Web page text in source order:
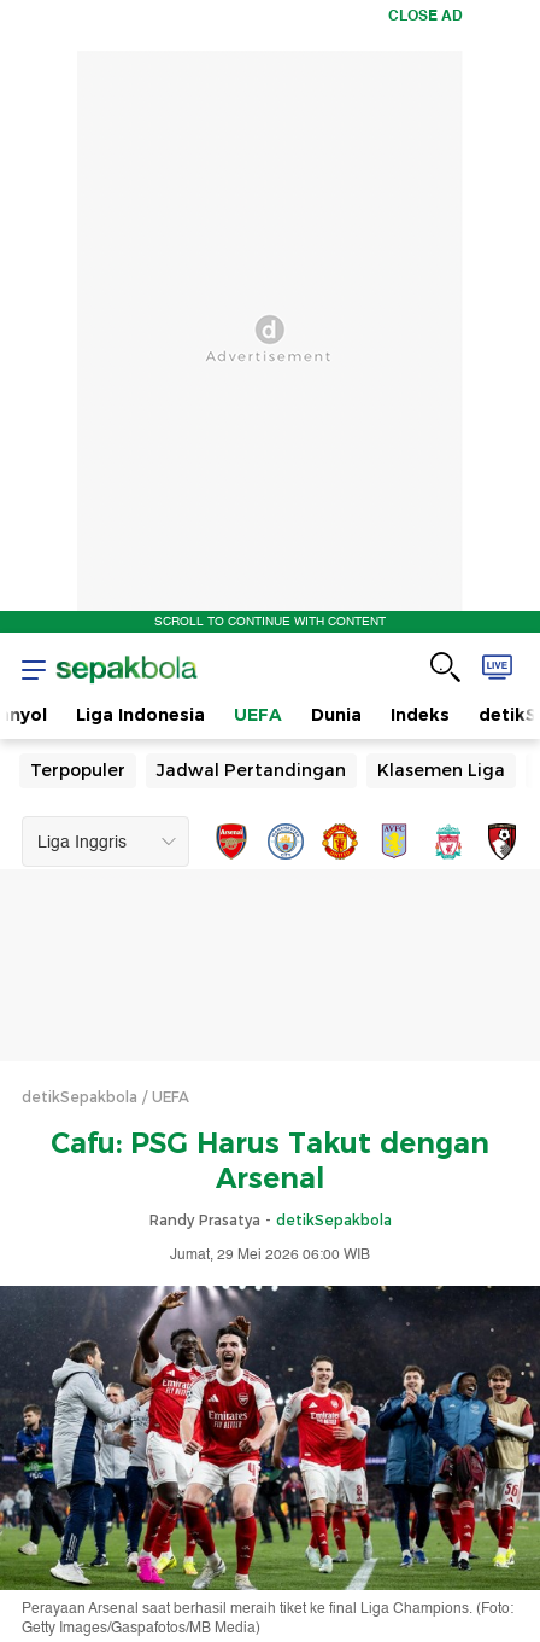
CLOSE AD
SCROLL TO CONTINUE WITH CONTENT
Liga Indonesia UEFA Dunia Indeks
Terpopuler Jadwal Pertandingan Klasemen Liga
detikSepakbola UEFA
Cafu: PSG Harus Takut dengan
Arsenal
Randy Prasatya - detikSepakbola
Jumat, 29 Mei 2026 06:00 WIB
Perayaan Arsenal saat berhasil meraih tiket ke final Liga Champions. (Foto:
Getty Images/Gaspafotos/MB Media)